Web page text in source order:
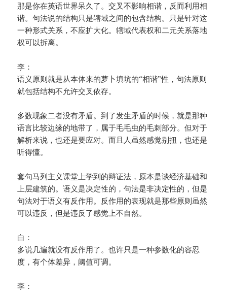
那是你在英语世界呆久了。交叉不影响相谐，反而利用相
谐。句法说的结构只是辖域之间的包含结构。只是针对这
一种形式关系，不应扩大化。辖域代表权和二元关系落地
权可以拆离。
李：
语义原则就是从本体来的萝卜填坑的“相谐”性，句法原则
就包括结构不允许交叉依存。
多数现象二者没有矛盾。到了发生矛盾的时候，就是那种
语言比较边缘的地带了，属于毛毛虫的毛刺部分。但对于
解析来说，也还是要应对。而且人虽然感觉别扭，也还是
听得懂。
套句马列主义课堂上学到的辩证法，原本是谈经济基础和
上层建筑的。语义是决定性的，句法是非决定性的，但是
句法对于语义有反作用。反作用的表现就是那些原则虽然
可以违反，但是违反了感觉上不自然。
白：
多说几遍就没有反作用了。也许只是一种参数化的容忍
度，有个体差异，阈值可调。
李：